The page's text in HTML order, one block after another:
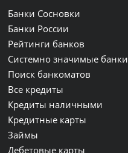
Банки Сосновки
Банки России
Рейтинги банков
Системно значимые банки
Поиск банкоматов
Все кредиты
Кредиты наличными
Кредитные карты
Займы
Дебетовые карты